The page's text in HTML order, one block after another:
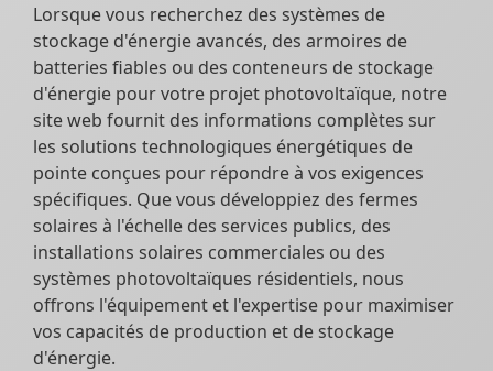
Lorsque vous recherchez des systèmes de
stockage d'énergie avancés, des armoires de
batteries fiables ou des conteneurs de stockage
d'énergie pour votre projet photovoltaïque, notre
site web fournit des informations complètes sur
les solutions technologiques énergétiques de
pointe conçues pour répondre à vos exigences
spécifiques. Que vous développiez des fermes
solaires à l'échelle des services publics, des
installations solaires commerciales ou des
systèmes photovoltaïques résidentiels, nous
offrons l'équipement et l'expertise pour maximiser
vos capacités de production et de stockage
d'énergie.